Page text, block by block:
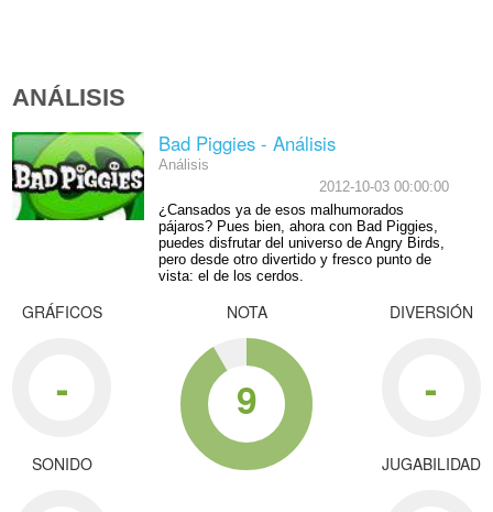
ANÁLISIS
Bad Piggies - Análisis
Análisis
2012-10-03 00:00:00
¿Cansados ya de esos malhumorados
pájaros? Pues bien, ahora con Bad Piggies,
puedes disfrutar del universo de Angry Birds,
pero desde otro divertido y fresco punto de
vista: el de los cerdos.
GRÁFICOS
-
SONIDO
NOTA
9
DIVERSIÓN
-
JUGABILIDAD